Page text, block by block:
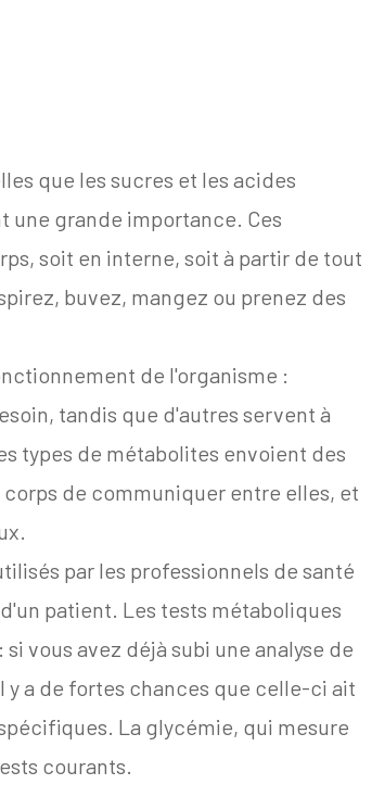
que les sucres et les acides
une grande importance. Ces
soit en interne, soit à partir de tout
buvez, mangez ou prenez des
de l'organisme :
tandis que d'autres servent à
types de métabolites envoient des
de communiquer entre elles, et
par les professionnels de santé
patient. Les tests métaboliques
vous avez déjà subi une analyse de
y a de fortes chances que celle-ci ait
La glycémie, qui mesure
courants.